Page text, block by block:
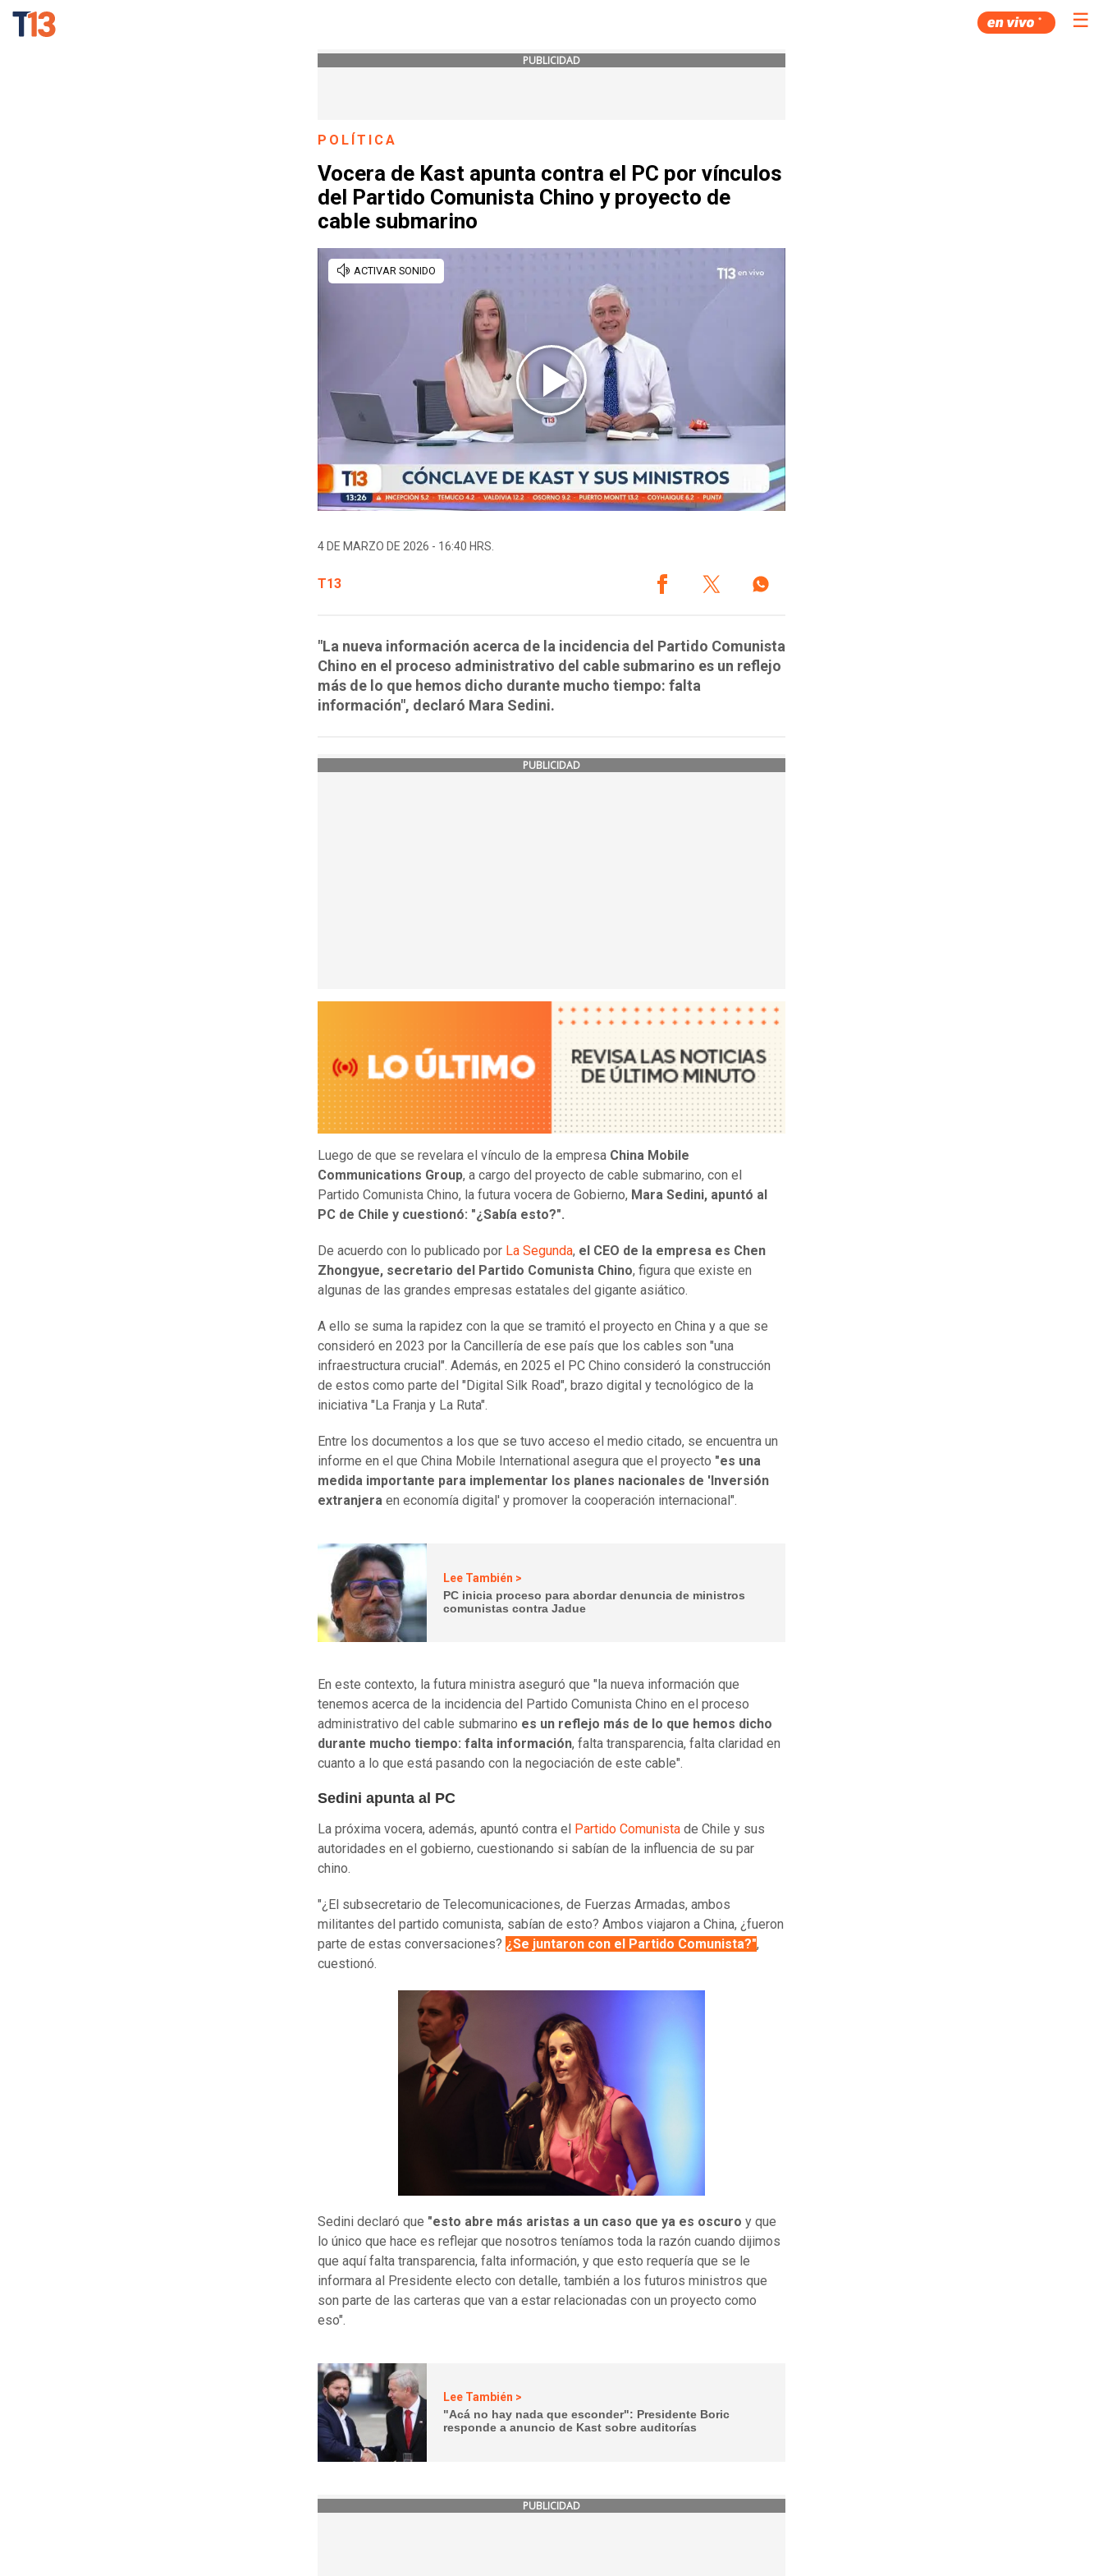
☰
PUBLICIDAD
POLÍTICA
Vocera de Kast apunta contra el PC por vínculos
del Partido Comunista Chino y proyecto de
cable submarino
4 DE MARZO DE 2026 - 16:40 HRS.
T13
"La nueva información acerca de la incidencia del Partido Comunista
Chino en el proceso administrativo del cable submarino es un reflejo
más de lo que hemos dicho durante mucho tiempo: falta
información", declaró Mara Sedini.
PUBLICIDAD
Luego de que se revelara el vínculo de la empresa China Mobile
Communications Group, a cargo del proyecto de cable submarino, con el
Partido Comunista Chino, la futura vocera de Gobierno, Mara Sedini, apuntó al
PC de Chile y cuestionó: "¿Sabía esto?".
De acuerdo con lo publicado por La Segunda, el CEO de la empresa es Chen
Zhongyue, secretario del Partido Comunista Chino, figura que existe en
algunas de las grandes empresas estatales del gigante asiático.
A ello se suma la rapidez con la que se tramitó el proyecto en China y a que se
consideró en 2023 por la Cancillería de ese país que los cables son "una
infraestructura crucial". Además, en 2025 el PC Chino consideró la construcción
de estos como parte del "Digital Silk Road", brazo digital y tecnológico de la
iniciativa "La Franja y La Ruta".
Entre los documentos a los que se tuvo acceso el medio citado, se encuentra un
informe en el que China Mobile International asegura que el proyecto "es una
medida importante para implementar los planes nacionales de 'Inversión
extranjera en economía digital' y promover la cooperación internacional".
Lee También >
PC inicia proceso para abordar denuncia de ministros
comunistas contra Jadue
En este contexto, la futura ministra aseguró que "la nueva información que
tenemos acerca de la incidencia del Partido Comunista Chino en el proceso
administrativo del cable submarino es un reflejo más de lo que hemos dicho
durante mucho tiempo: falta información, falta transparencia, falta claridad en
cuanto a lo que está pasando con la negociación de este cable".
Sedini apunta al PC
La próxima vocera, además, apuntó contra el Partido Comunista de Chile y sus
autoridades en el gobierno, cuestionando si sabían de la influencia de su par
chino.
"¿El subsecretario de Telecomunicaciones, de Fuerzas Armadas, ambos
militantes del partido comunista, sabían de esto? Ambos viajaron a China, ¿fueron
parte de estas conversaciones? ¿Se juntaron con el Partido Comunista?",
cuestionó.
Sedini declaró que "esto abre más aristas a un caso que ya es oscuro y que
lo único que hace es reflejar que nosotros teníamos toda la razón cuando dijimos
que aquí falta transparencia, falta información, y que esto requería que se le
informara al Presidente electo con detalle, también a los futuros ministros que
son parte de las carteras que van a estar relacionadas con un proyecto como
eso".
Lee También >
"Acá no hay nada que esconder": Presidente Boric
responde a anuncio de Kast sobre auditorías
PUBLICIDAD